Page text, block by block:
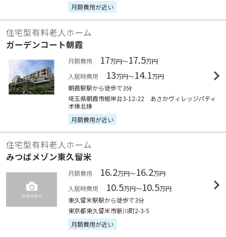
月額費用が近い
住宅型有料老人ホーム
ガーデンコート朝霞
月額費用 17万円～17.5万円
入居時費用
13万円～14.1万円
朝霞駅駅から徒歩で3分
埼玉県朝霞市根岸台3-12-22 あさかヴィレッジパティ
オ棟北棟
月額費用が近い
住宅型有料老人ホーム
みつばメゾン東久留米
月額費用 16.2万円～16.2万円
入居時費用
10.5万円～10.5万円
東久留米駅駅から徒歩で3分
東京都東久留米市新川町2-3-5
月額費用が近い